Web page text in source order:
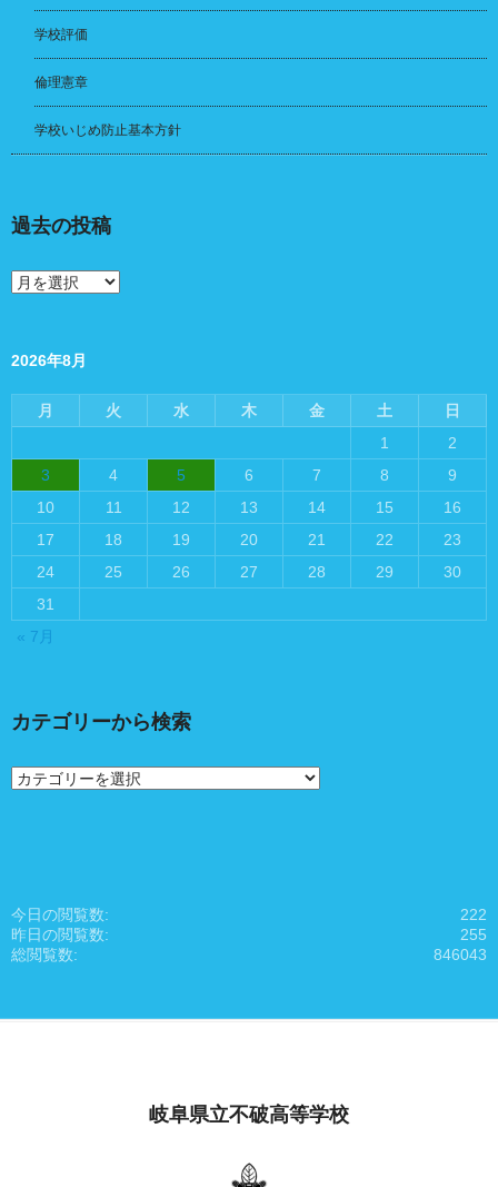
学校評価
倫理憲章
学校いじめ防止基本方針
過去の投稿
過
去
稿
2026年8月
月 火 水 木 金 土
日
1
2
3
4 5 6 7 8
9
10
11 12 13 14 15
16
17
18 19 20 21 22
23
24
25 26 27 28 29
30
31
« 7月
カテゴリーから検索
カ
テ
検
索
222
今日の閲覧数:
255
昨日の閲覧数:
846043
総閲覧数:
岐阜県立不破高等学校